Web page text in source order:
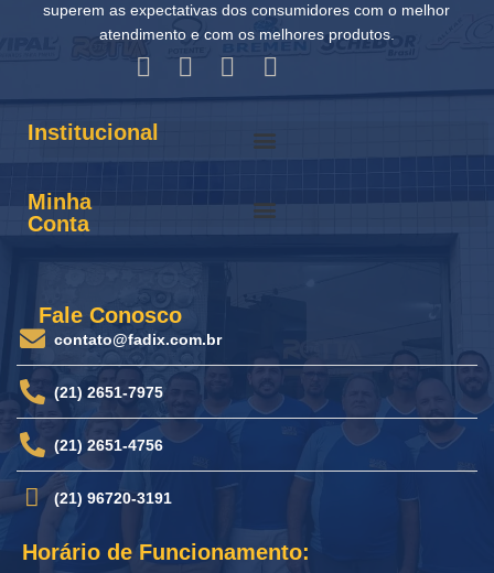
superem as expectativas dos consumidores com o melhor
atendimento e com os melhores produtos.
Institucional
Minha
Conta
Fale Conosco
contato@fadix.com.br
(21) 2651-7975
(21) 2651-4756
(21) 96720-3191
Horário de Funcionamento: